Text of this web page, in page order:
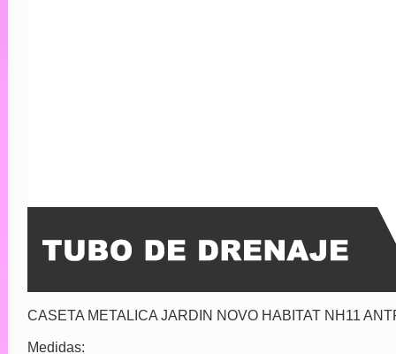
CASETA METALICA JARDIN NOVO HABITAT NH11
Medidas: